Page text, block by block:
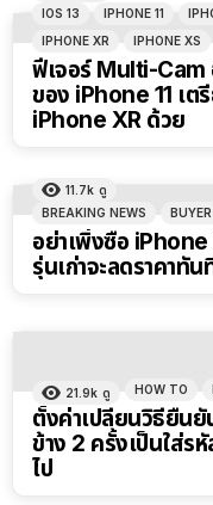
IOS 13
IPHONE 11
IPHONE XR
IPHONE XS
ฟีเจอร์ Multi-Cam
ของ iPhone 11 เต
iPhone XR ด้วย
11.7k ดู
BREAKING NEWS
อย่าเพิ่งซื้อ
รุ่นเก่าจะลดราคาทั
21.9k ดู HOW TO
ตั้งค่าเปลี่ยนวิธียืน
ข้าง 2 ครั้งเป็นใส่
ไป